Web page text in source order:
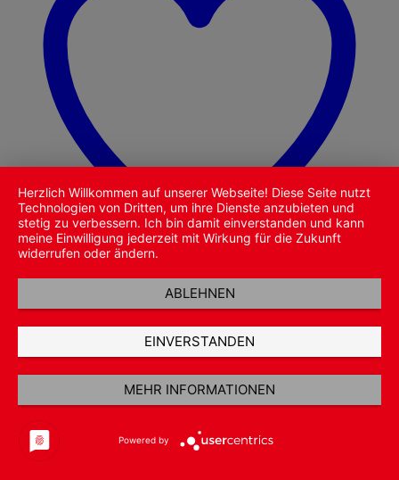
Zu Wunschliste hinzufügen
Schnellansicht
12,99€
Weiterlesen
Herzlich Willkommen auf unserer Webseite! Diese Seite nutzt
Technologien von Dritten, um ihre Dienste anzubieten und
stetig zu verbessern. Ich bin damit einverstanden und kann
meine Einwilligung jederzeit mit Wirkung für die Zukunft
widerrufen oder ändern.
ABLEHNEN
EINVERSTANDEN
MEHR INFORMATIONEN
Powered by